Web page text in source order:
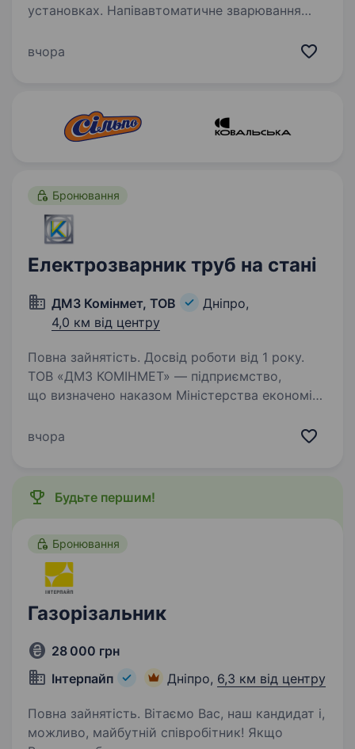
установках. Напівавтоматичне зварювання
читати креслення та технічну документацію.
вчора
Бронювання
Електрозварник труб на стані
ДМЗ Комінмет, ТОВ
Дніпро,
4,0 км від центру
Повна зайнятість. Досвід роботи від 1 року.
ТОВ «ДМЗ КОМІНМЕТ» — підприємство,
що визначено наказом Міністерства економіки
функціонування економіки та забезпечення
вчора
Будьте першим!
Бронювання
Газорізальник
28 000 грн
Інтерпайп
Дніпро, 6,3 км від центру
Повна зайнятість. Вітаємо Вас, наш кандидат і,
можливо, майбутній співробітник! Якщо